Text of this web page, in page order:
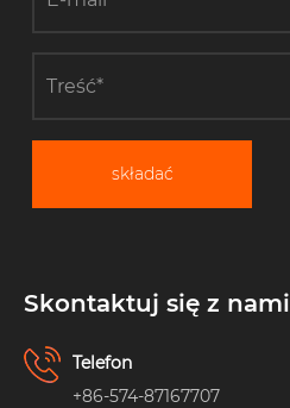
składać
Skontaktuj się z nami
Telefon
+86-574-87167707